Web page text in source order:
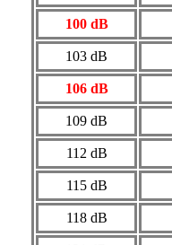
100 dB
103 dB
106 dB
109 dB
112 dB
115 dB
118 dB